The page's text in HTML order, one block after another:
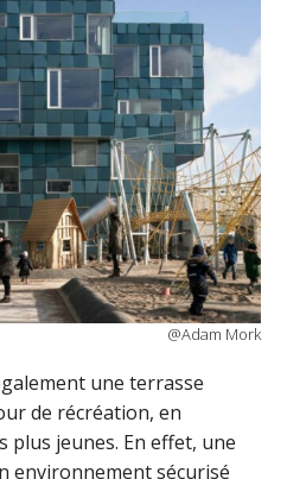
@Adam Mork
une terrasse
de récréation, en
jeunes. En effet, une
environnement sécurisé